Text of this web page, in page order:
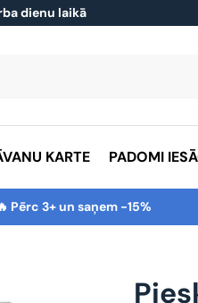
dienu laikā
KARTE PADOMI
Pērc 3+ un saņem -15%